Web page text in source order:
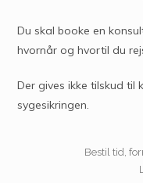
Du skal booke en
hvornår og hvortil du
Der gives ikke tilskud til
sygesikringen.
Bestil tid,